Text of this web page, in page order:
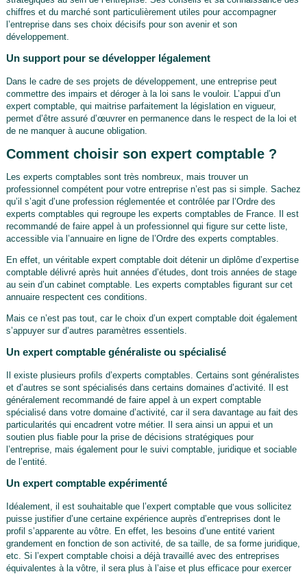
chiffres et du marché sont particulièrement utiles pour accompagner
l’entreprise dans ses choix décisifs pour son avenir et son
développement.
Un support pour se développer légalement
Dans le cadre de ses projets de développement, une entreprise peut
commettre des impairs et déroger à la loi sans le vouloir. L’appui d’un
expert comptable, qui maitrise parfaitement la législation en vigueur,
permet d’être assuré d’œuvrer en permanence dans le respect de la loi et
de ne manquer à aucune obligation.
Comment choisir son expert comptable ?
Les experts comptables sont très nombreux, mais trouver un
professionnel compétent pour votre entreprise n’est pas si simple. Sachez
qu’il s’agit d’une profession réglementée et contrôlée par l’Ordre des
experts comptables qui regroupe les experts comptables de France. Il est
recommandé de faire appel à un professionnel qui figure sur cette liste,
accessible via l’annuaire en ligne de l’Ordre des experts comptables.
En effet, un véritable expert comptable doit détenir un diplôme d’expertise
comptable délivré après huit années d’études, dont trois années de stage
au sein d’un cabinet comptable. Les experts comptables figurant sur cet
annuaire respectent ces conditions.
Mais ce n’est pas tout, car le choix d’un expert comptable doit également
s’appuyer sur d’autres paramètres essentiels.
Un expert comptable généraliste ou spécialisé
Il existe plusieurs profils d’experts comptables. Certains sont généralistes
et d’autres se sont spécialisés dans certains domaines d’activité. Il est
généralement recommandé de faire appel à un expert comptable
spécialisé dans votre domaine d’activité, car il sera davantage au fait des
particularités qui encadrent votre métier. Il sera ainsi un appui et un
soutien plus fiable pour la prise de décisions stratégiques pour
l’entreprise, mais également pour le suivi comptable, juridique et sociable
de l’entité.
Un expert comptable expérimenté
Idéalement, il est souhaitable que l’expert comptable que vous sollicitez
puisse justifier d’une certaine expérience auprès d’entreprises dont le
profil s’apparente au vôtre. En effet, les besoins d’une entité varient
grandement en fonction de son activité, de sa taille, de sa forme juridique,
etc. Si l’expert comptable choisi a déjà travaillé avec des entreprises
équivalentes à la vôtre, il sera plus à l’aise et plus efficace pour exercer